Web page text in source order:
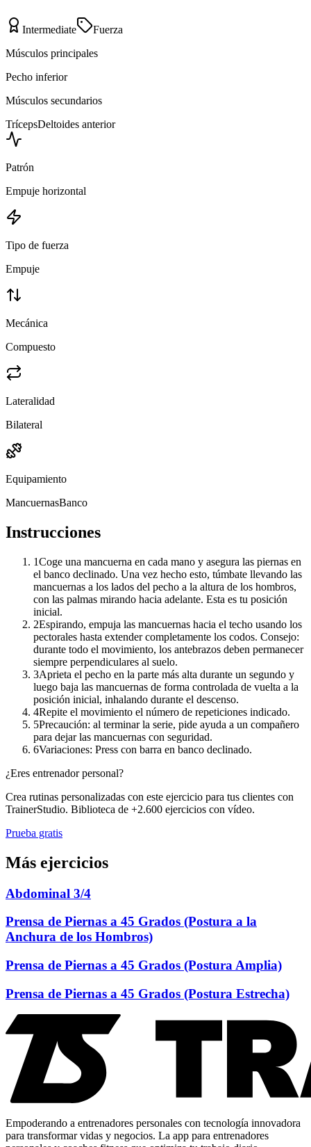
Intermediate
Fuerza
Músculos principales
Pecho inferior
Músculos secundarios
TrícepsDeltoides anterior
Patrón
Empuje horizontal
Tipo de fuerza
Empuje
Mecánica
Compuesto
Lateralidad
Bilateral
Equipamiento
MancuernasBanco
Instrucciones
1Coge una mancuerna en cada mano y asegura las piernas en
el banco declinado. Una vez hecho esto, túmbate llevando las
mancuernas a los lados del pecho a la altura de los hombros,
con las palmas mirando hacia adelante. Esta es tu posición
inicial.
2Espirando, empuja las mancuernas hacia el techo usando los
pectorales hasta extender completamente los codos. Consejo:
durante todo el movimiento, los antebrazos deben permanecer
siempre perpendiculares al suelo.
3Aprieta el pecho en la parte más alta durante un segundo y
luego baja las mancuernas de forma controlada de vuelta a la
posición inicial, inhalando durante el descenso.
4Repite el movimiento el número de repeticiones indicado.
5Precaución: al terminar la serie, pide ayuda a un compañero
para dejar las mancuernas con seguridad.
6Variaciones: Press con barra en banco declinado.
¿Eres entrenador personal?
Crea rutinas personalizadas con este ejercicio para tus clientes con
TrainerStudio. Biblioteca de +2.600 ejercicios con vídeo.
Prueba gratis
Más ejercicios
Abdominal 3/4
Prensa de Piernas a 45 Grados (Postura a la
Anchura de los Hombros)
Prensa de Piernas a 45 Grados (Postura Amplia)
Prensa de Piernas a 45 Grados (Postura Estrecha)
Empoderando a entrenadores personales con tecnología innovadora
para transformar vidas y negocios. La app para entrenadores